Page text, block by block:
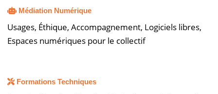
Médiation Numérique
Usages, Éthique, Accompagnement, Logiciels libres,
Espaces numériques pour le collectif
Formations Techniques